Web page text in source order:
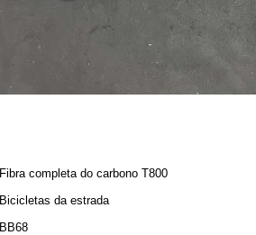
Fibra completa do carbono T800
Bicicletas da estrada
BB68